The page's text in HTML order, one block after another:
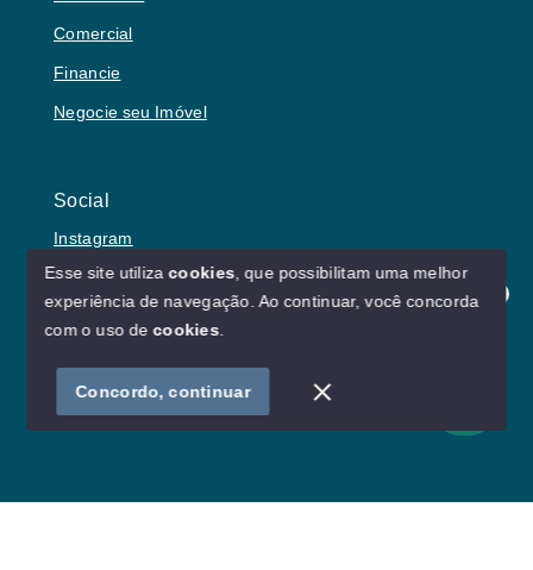
Olá! Estamos disponíveis para te ajudar.
Comercial
Financie
Negocie seu Imóvel
Social
Instagram
© Copyright 2026 - Lu von Borries Imóveis - Todos os
SITE PARA IMOBILIARIA
Esse site utilizacookies , que possibilitam uma melhor
experiência de navegação. Ao continuar, você concorda
com o uso decookies
Concordo, continuar